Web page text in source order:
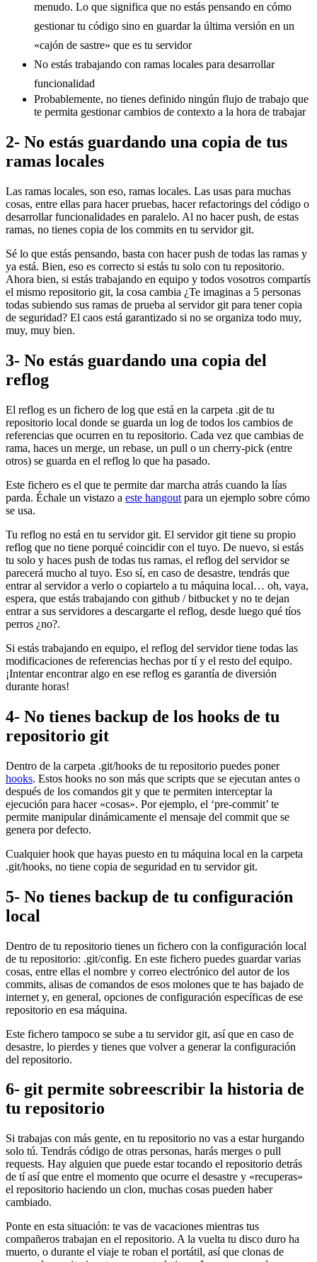
menudo. Lo que significa que no estás pensando en cómo
gestionar tu código sino en guardar la última versión en un
«cajón de sastre» que es tu servidor
No estás trabajando con ramas locales para desarrollar
funcionalidad
Probablemente, no tienes definido ningún flujo de trabajo que
te permita gestionar cambios de contexto a la hora de trabajar
2- No estás guardando una copia de tus
ramas locales
Las ramas locales, son eso, ramas locales. Las usas para muchas
cosas, entre ellas para hacer pruebas, hacer refactorings del código o
desarrollar funcionalidades en paralelo. Al no hacer push, de estas
ramas, no tienes copia de los commits en tu servidor git.
Sé lo que estás pensando, basta con hacer push de todas las ramas y
ya está. Bien, eso es correcto si estás tu solo con tu repositorio.
Ahora bien, si estás trabajando en equipo y todos vosotros compartís
el mismo repositorio git, la cosa cambia ¿Te imaginas a 5 personas
todas subiendo sus ramas de prueba al servidor git para tener copia
de seguridad? El caos está garantizado si no se organiza todo muy,
muy, muy bien.
3- No estás guardando una copia del
reflog
El reflog es un fichero de log que está en la carpeta .git de tu
repositorio local donde se guarda un log de todos los cambios de
referencias que ocurren en tu repositorio. Cada vez que cambias de
rama, haces un merge, un rebase, un pull o un cherry-pick (entre
otros) se guarda en el reflog lo que ha pasado.
Este fichero es el que te permite dar marcha atrás cuando la lías
parda. Échale un vistazo a este hangout para un ejemplo sobre cómo
se usa.
Tu reflog no está en tu servidor git. El servidor git tiene su propio
reflog que no tiene porqué coincidir con el tuyo. De nuevo, si estás
tu solo y haces push de todas tus ramas, el reflog del servidor se
parecerá mucho al tuyo. Eso sí, en caso de desastre, tendrás que
entrar al servidor a verlo o copiartelo a tu máquina local… oh, vaya,
espera, que estás trabajando con github / bitbucket y no te dejan
entrar a sus servidores a descargarte el reflog, desde luego qué tíos
perros ¿no?.
Si estás trabajando en equipo, el reflog del servidor tiene todas las
modificaciones de referencias hechas por tí y el resto del equipo.
¡Intentar encontrar algo en ese reflog es garantía de diversión
durante horas!
4- No tienes backup de los hooks de tu
repositorio git
Dentro de la carpeta .git/hooks de tu repositorio puedes poner
hooks. Estos hooks no son más que scripts que se ejecutan antes o
después de los comandos git y que te permiten interceptar la
ejecución para hacer «cosas». Por ejemplo, el ‘pre-commit’ te
permite manipular dinámicamente el mensaje del commit que se
genera por defecto.
Cualquier hook que hayas puesto en tu máquina local en la carpeta
.git/hooks, no tiene copia de seguridad en tu servidor git.
5- No tienes backup de tu configuración
local
Dentro de tu repositorio tienes un fichero con la configuración local
de tu repositorio: .git/config. En este fichero puedes guardar varias
cosas, entre ellas el nombre y correo electrónico del autor de los
commits, alisas de comandos de esos molones que te has bajado de
internet y, en general, opciones de configuración específicas de ese
repositorio en esa máquina.
Este fichero tampoco se sube a tu servidor git, así que en caso de
desastre, lo pierdes y tienes que volver a generar la configuración
del repositorio.
6- git permite sobreescribir la historia de
tu repositorio
Si trabajas con más gente, en tu repositorio no vas a estar hurgando
solo tú. Tendrás código de otras personas, harás merges o pull
requests. Hay alguien que puede estar tocando el repositorio detrás
de tí así que entre el momento que ocurre el desastre y «recuperas»
el repositorio haciendo un clon, muchas cosas pueden haber
cambiado.
Ponte en esta situación: te vas de vacaciones mientras tus
compañeros trabajan en el repositorio. A la vuelta tu disco duro ha
muerto, o durante el viaje te roban el portátil, así que clonas de